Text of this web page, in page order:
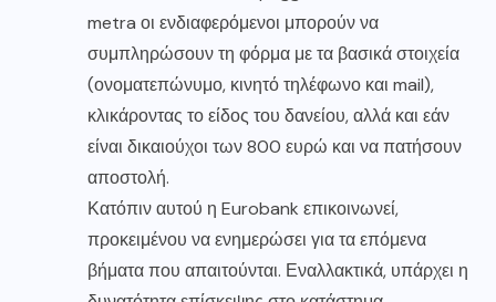
metra οι ενδιαφερόμενοι μπορούν να
συμπληρώσουν τη φόρμα με τα βασικά στοιχεία
(ονοματεπώνυμο, κινητό τηλέφωνο και mail),
κλικάροντας το είδος του δανείου, αλλά και εάν
είναι δικαιούχοι των 800 ευρώ και να πατήσουν
αποστολή.
Κατόπιν αυτού η Eurobank επικοινωνεί,
προκειμένου να ενημερώσει για τα επόμενα
βήματα που απαιτούνται. Εναλλακτικά, υπάρχει η